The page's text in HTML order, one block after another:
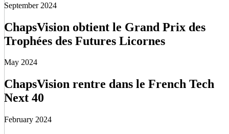
September 2024
ChapsVision obtient le Grand Prix des
Trophées des Futures Licornes
May 2024
ChapsVision rentre dans le French Tech
Next 40
February 2024